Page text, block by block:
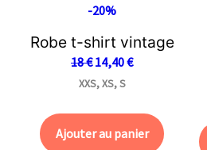
-20%
Robe t-shirt vintage
18€ 14,40€
XXS, XS, S
Ajouter au panier